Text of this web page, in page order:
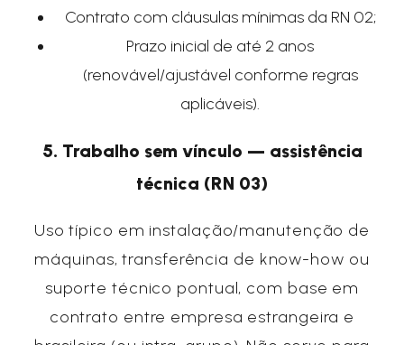
Contrato com cláusulas mínimas da RN 02;
Prazo inicial de até 2 anos
(renovável/ajustável conforme regras
aplicáveis).
5. Trabalho sem vínculo — assistência
técnica (RN 03)
Uso típico em instalação/manutenção de
máquinas, transferência de know-how ou
suporte técnico pontual, com base em
contrato entre empresa estrangeira e